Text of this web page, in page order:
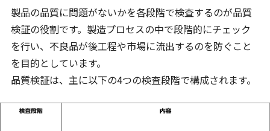
製品の品質に問題がないかを各段階で検査するのが品質
検証の役割です。製造プロセスの中で段階的にチェック
を行い、不良品が後工程や市場に流出するのを防ぐこと
を目的としています。
品質検証は、主に以下の4つの検査段階で構成されます。